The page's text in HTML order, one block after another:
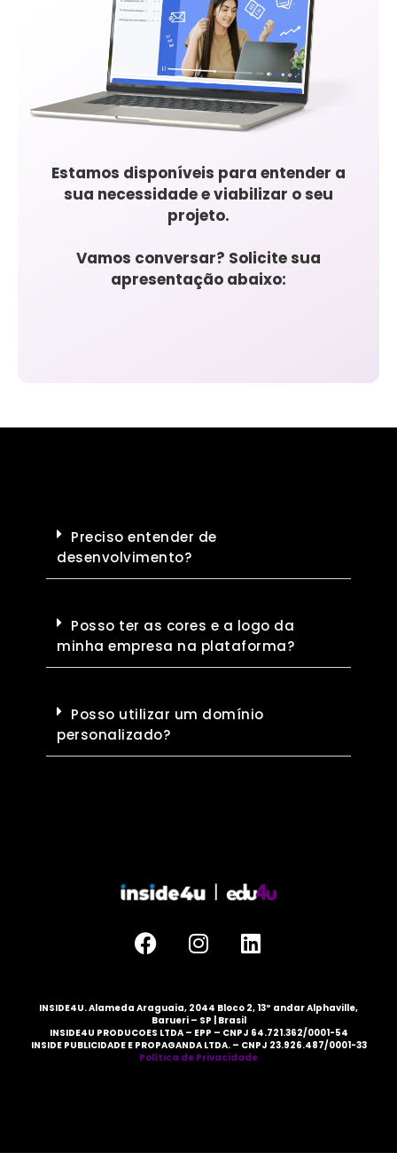
Estamos disponíveis para entender a
sua necessidade e viabilizar o seu
projeto.
Vamos conversar? Solicite sua
apresentação abaixo:
Preciso entender de
desenvolvimento?
Posso ter as cores e a logo da
minha empresa na plataforma?
Posso utilizar um domínio
personalizado?
INSIDE4U. Alameda Araguaia, 2044 Bloco 2, 13º andar Alphaville,
Barueri – SP | Brasil
INSIDE4U PRODUCOES LTDA – EPP – CNPJ 64.721.362/0001-54
INSIDE PUBLICIDADE E PROPAGANDA LTDA. – CNPJ 23.926.487/0001-33
Política de Privacidade